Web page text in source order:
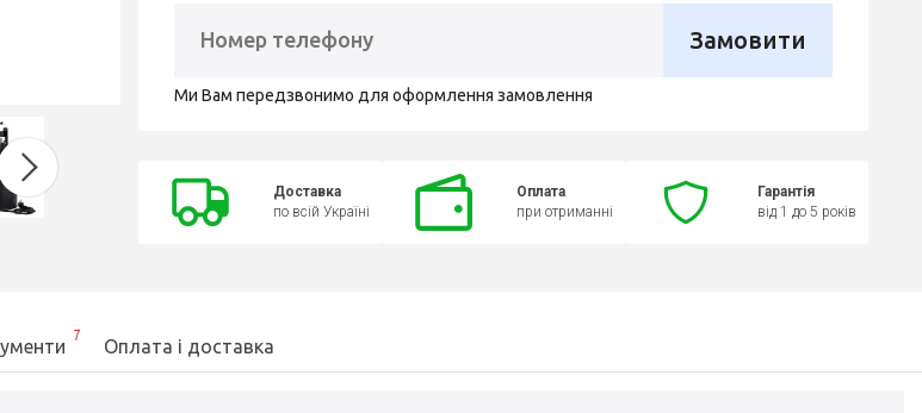
Замовити
Ми Вам передзвонимо для оформлення замовлення
Доставка
по всій Україні
Оплата
при отриманні
Гарантія
від 1 до 5 років
7
Оплата і доставка